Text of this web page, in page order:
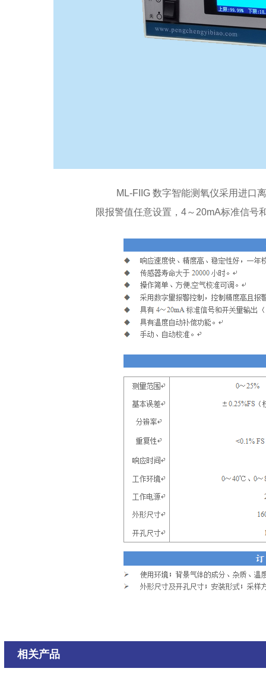
ML-FIIG 数字智能测氧仪采用进口
限报警值任意设置，4～20mA标准信号
相关产品